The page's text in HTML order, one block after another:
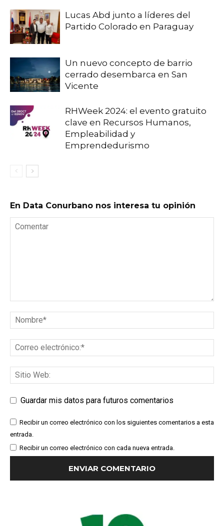
Lucas Abd junto a líderes del
Partido Colorado en Paraguay
Un nuevo concepto de barrio
cerrado desembarca en San
Vicente
RHWeek 2024: el evento gratuito
clave en Recursos Humanos,
Empleabilidad y
Emprendedurismo
En Data Conurbano nos interesa tu opinión
Guardar mis datos para futuros comentarios
Recibir un correo electrónico con los siguientes comentarios a esta
entrada.
Recibir un correo electrónico con cada nueva entrada.